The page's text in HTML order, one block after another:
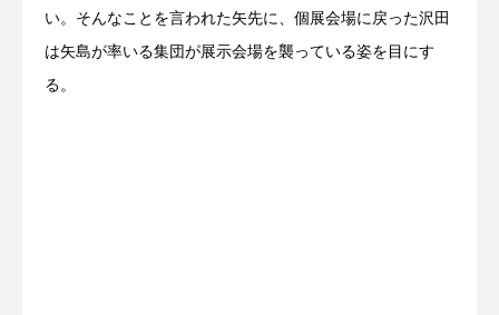
い。そんなことを言われた矢先に、個展会場に戻った沢田
は矢島が率いる集団が展示会場を襲っている姿を目にす
る。